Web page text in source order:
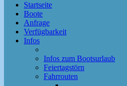
Startseite
Boote
Anfrage
Verfügbarkeit
Infos
Infos zum Bootsurlaub
Feiertagstörn
Fahrrouten